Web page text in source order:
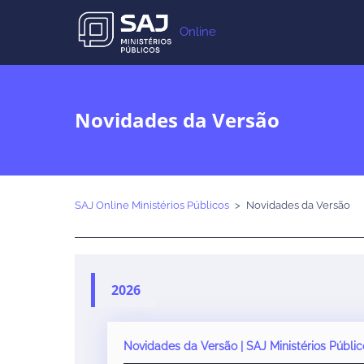
Online
Novidades da Versão
SAJ Online Ministérios Públicos Novidades da Versão
2026
Novidades da Versão | SAJ Ministérios